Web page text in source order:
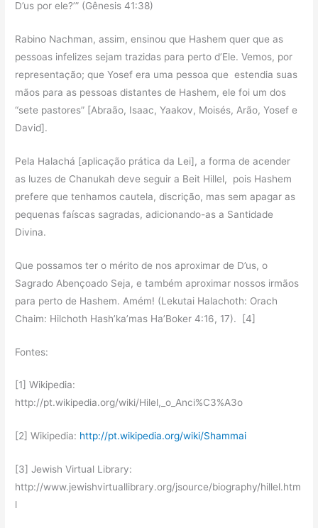
D’us por ele?’” (Gênesis 41:38)
Rabino Nachman, assim, ensinou que Hashem quer que as
pessoas infelizes sejam trazidas para perto d’Ele. Vemos, por
representação; que Yosef era uma pessoa que estendia suas
mãos para as pessoas distantes de Hashem, ele foi um dos
“sete pastores” [Abraão, Isaac, Yaakov, Moisés, Arão, Yosef e
David].
Pela Halachá [aplicação prática da Lei], a forma de acender
as luzes de Chanukah deve seguir a Beit Hillel, pois Hashem
prefere que tenhamos cautela, discrição, mas sem apagar as
pequenas faíscas sagradas, adicionando-as a Santidade
Divina.
Que possamos ter o mérito de nos aproximar de D’us, o
Sagrado Abençoado Seja, e também aproximar nossos irmãos
para perto de Hashem. Amém! (Lekutai Halachoth: Orach
Chaim: Hilchoth Hash’ka’mas Ha’Boker 4:16, 17). [4]
Fontes:
[1] Wikipedia:
http://pt.wikipedia.org/wiki/Hilel,_o_Anci%C3%A3o
[2] Wikipedia: http://pt.wikipedia.org/wiki/Shammai
[3] Jewish Virtual Library:
http://www.jewishvirtuallibrary.org/jsource/biography/hillel.htm
l